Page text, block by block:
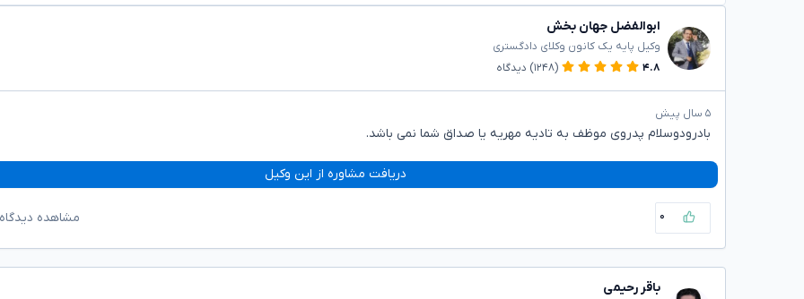
ابوالفضل جهان بخش
وکیل پایه یک کانون وکلای دادگستری
۴.۸
(۱۲۴۸) دیدگاه
۵ سال پیش
بادرودوسلام پدروی موظف به تادیه مهریه یا صداق شما نمی باشد.
دریافت مشاوره از این وکیل
۰ مشاهده
باقر رحیمی